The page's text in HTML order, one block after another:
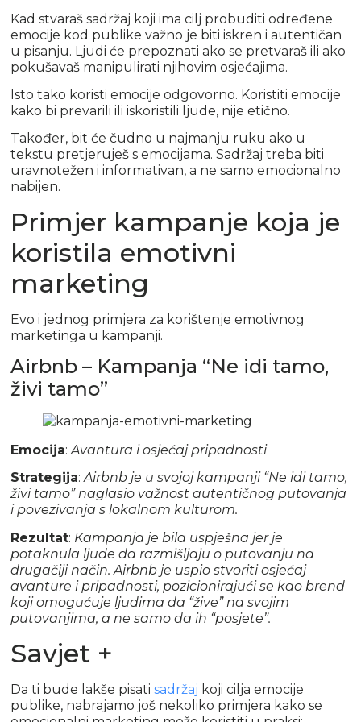
Kad stvaraš sadržaj koji ima cilj probuditi određene
emocije kod publike važno je biti iskren i autentičan
u pisanju. Ljudi će prepoznati ako se pretvaraš ili ako
pokušavaš manipulirati njihovim osjećajima.
Isto tako koristi emocije odgovorno. Koristiti emocije
kako bi prevarili ili iskoristili ljude, nije etično.
Također, bit će čudno u najmanju ruku ako u
tekstu pretjeruješ s emocijama. Sadržaj treba biti
uravnotežen i informativan, a ne samo emocionalno
nabijen.
Primjer kampanje koja je
koristila emotivni
marketing
Evo i jednog primjera za korištenje emotivnog
marketinga u kampanji.
Airbnb – Kampanja “Ne idi tamo,
živi tamo”
Emocija:Avantura i osjećaj pripadnosti
Strategija:Airbnb je u svojoj kampanji “Ne idi tamo,
živi tamo” naglasio važnost autentičnog putovanja
i povezivanja s lokalnom kulturom.
Rezultat: Kampanja je bila uspješna jer je
potaknula ljude da razmišljaju o putovanju na
drugačiji način. Airbnb je uspio stvoriti osjećaj
avanture i pripadnosti, pozicionirajući se kao brend
koji omogućuje ljudima da “žive” na svojim
putovanjima, a ne samo da ih “posjete”.
Savjet +
Da ti bude lakše pisatisadržaj koji cilja emocije
publike, nabrajamo još nekoliko primjera kako se